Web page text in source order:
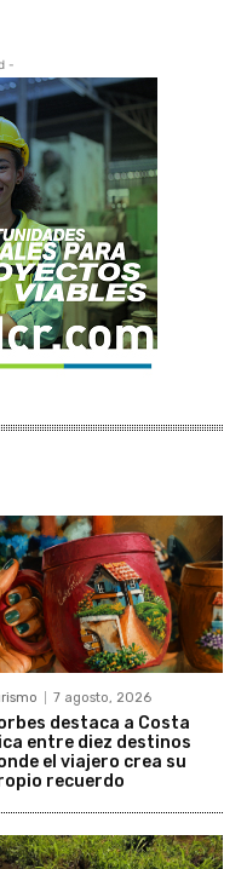
-
7 agosto, 2026
destaca a Costa
entre diez destinos
el viajero crea su
recuerdo